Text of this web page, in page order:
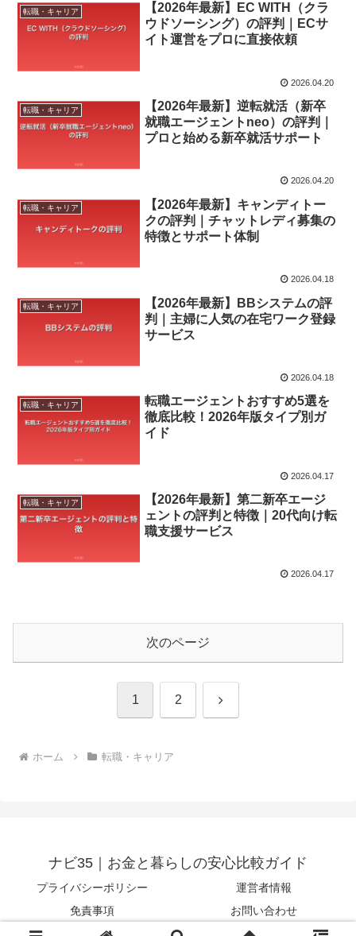
転職・キャリア
【2026年最新】EC WITH（クラ
ウドソーシング）の評判｜ECサ
イト運営をプロに直接依頼
2026.04.20
転職・キャリア
【2026年最新】逆転就活（新卒
就職エージェントneo）の評判｜
プロと始める新卒就活サポート
2026.04.20
転職・キャリア
【2026年最新】キャンディトー
クの評判｜チャットレディ募集の
特徴とサポート体制
2026.04.18
転職・キャリア
【2026年最新】BBシステムの評
判｜主婦に人気の在宅ワーク登録
サービス
2026.04.18
転職・キャリア
転職エージェントおすすめ5選を
徹底比較！2026年版タイプ別ガ
イド
2026.04.17
転職・キャリア
【2026年最新】第二新卒エージ
ェントの評判と特徴｜20代向け転
職支援サービス
2026.04.17
次のページ
1 2 次
ホーム 転職・キャリア
ナビ35｜お金と暮らしの安心比較ガイド
プライバシーポリシー
運営者情報
免責事項
お問い合わせ